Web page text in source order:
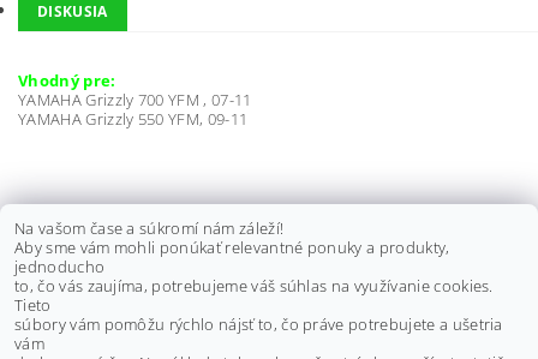
DISKUSIA
Vhodný pre:
YAMAHA Grizzly 700 YFM , 07-11
YAMAHA Grizzly 550 YFM, 09-11
SPÍNAČ BRZDOVEJ PÁČKY,
UNIVERZÁLNY, PRAVÝ/ ĽAVÝ
€3,70 bez DPH
€4,60
Na vašom čase a súkromí nám záleží!
Aby sme vám mohli ponúkať relevantné ponuky a produkty,
jednoducho
to, čo vás zaujíma, potrebujeme váš súhlas na využívanie cookies.
Tieto
súbory vám pomôžu rýchlo nájsť to, čo práve potrebujete a ušetria
vám